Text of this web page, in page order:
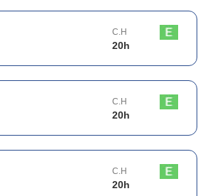
C.H
20h
C.H
20h
C.H
20h